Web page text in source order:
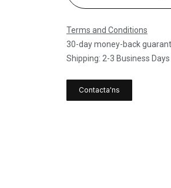
Terms and Conditions
30-day money-back
Shipping: 2-3 Business Days
Contacta'ns